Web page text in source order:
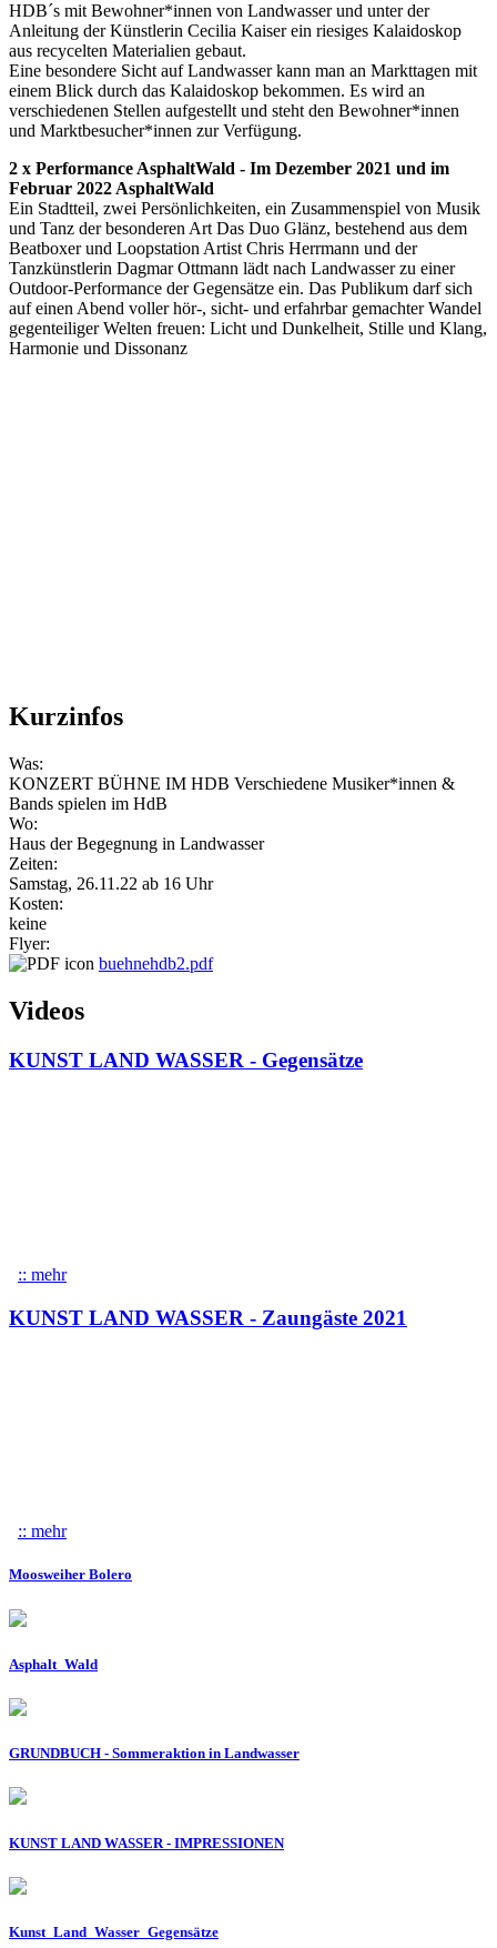
HDB´s mit Bewohner*innen von Landwasser und unter der
Anleitung der Künstlerin Cecilia Kaiser ein riesiges Kalaidoskop
aus recycelten Materialien gebaut.
Eine besondere Sicht auf Landwasser kann man an Markttagen mit
einem Blick durch das Kalaidoskop bekommen. Es wird an
verschiedenen Stellen aufgestellt und steht den Bewohner*innen
und Marktbesucher*innen zur Verfügung.
2 x Performance AsphaltWald - Im Dezember 2021 und im
Februar 2022 AsphaltWald
Ein Stadtteil, zwei Persönlichkeiten, ein Zusammenspiel von Musik
und Tanz der besonderen Art Das Duo Glänz, bestehend aus dem
Beatboxer und Loopstation Artist Chris Herrmann und der
Tanzkünstlerin Dagmar Ottmann lädt nach Landwasser zu einer
Outdoor-Performance der Gegensätze ein. Das Publikum darf sich
auf einen Abend voller hör-, sicht- und erfahrbar gemachter Wandel
gegenteiliger Welten freuen: Licht und Dunkelheit, Stille und Klang,
Harmonie und Dissonanz
Kurzinfos
Was:
KONZERT BÜHNE IM HDB Verschiedene Musiker*innen &
Bands spielen im HdB
Wo:
Haus der Begegnung in Landwasser
Zeiten:
Samstag, 26.11.22 ab 16 Uhr
Kosten:
keine
Flyer:
buehnehdb2.pdf
Videos
KUNST LAND WASSER - Gegensätze
:: mehrüber KUNST LAND WASSER - Gegensätze
KUNST LAND WASSER - Zaungäste 2021
:: mehrüber KUNST LAND WASSER - Zaungäste 2021
Moosweiher Bolero
Asphalt_Wald
GRUNDBUCH - Sommeraktion in Landwasser
KUNST LAND WASSER - IMPRESSIONEN
Kunst_Land_Wasser_Gegensätze